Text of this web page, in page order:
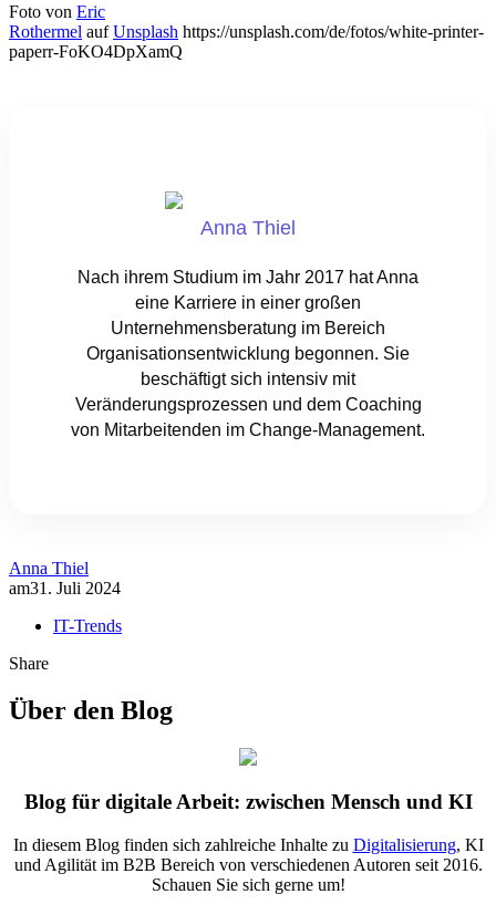
Foto von Eric
Rothermel aufUnsplash https://unsplash.com/de/fotos/white-printer-
paperr-FoKO4DpXamQ
Anna Thiel
Nach ihrem Studium im Jahr 2017 hat Anna
eine Karriere in einer großen
Unternehmensberatung im Bereich
Organisationsentwicklung begonnen. Sie
beschäftigt sich intensiv mit
Veränderungsprozessen und dem Coaching
von Mitarbeitenden im Change-Management.
Anna Thiel
am31. Juli 2024
IT-Trends
Share
Über den Blog
Blog für digitale Arbeit: zwischen Mensch und KI
In diesem Blog finden sich zahlreiche Inhalte zu Digitalisierung, KI
und Agilität im B2B Bereich von verschiedenen Autoren seit 2016.
Schauen Sie sich gerne um!